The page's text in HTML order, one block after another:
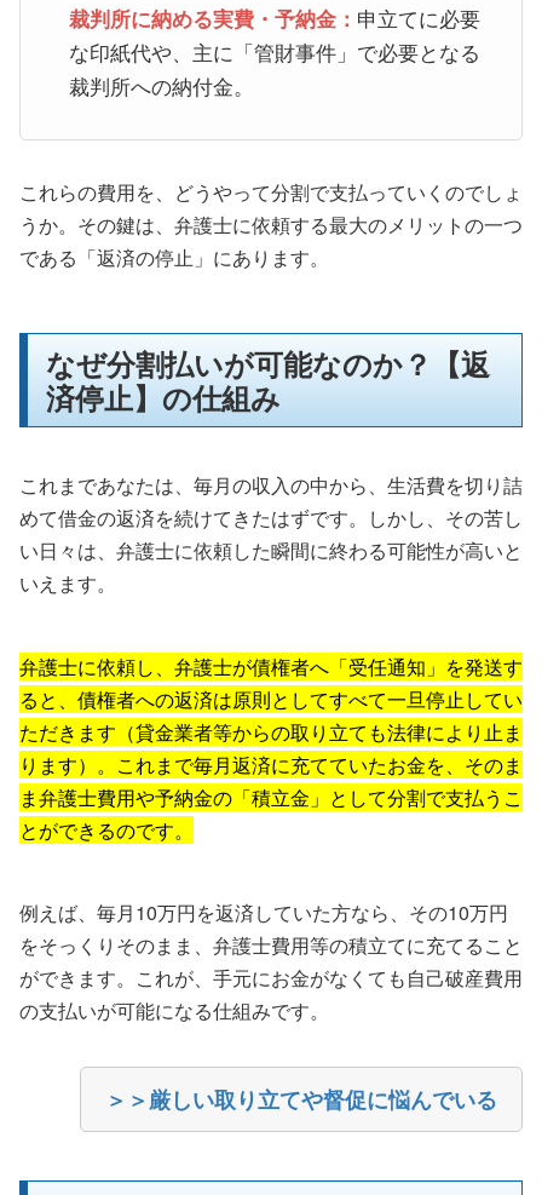
裁判所に納める実費・予納金： 申立てに必要
な印紙代や、主に「管財事件」で必要となる
裁判所への納付金。
これらの費用を、どうやって分割で支払っていくのでしょ
うか。その鍵は、弁護士に依頼する最大のメリットの一つ
である「返済の停止」にあります。
なぜ分割払いが可能なのか？【返
済停止】の仕組み
これまであなたは、毎月の収入の中から、生活費を切り詰
めて借金の返済を続けてきたはずです。しかし、その苦し
い日々は、弁護士に依頼した瞬間に終わる可能性が高いと
いえます。
弁護士に依頼し、弁護士が債権者へ「受任通知」を発送す
ると、債権者への返済は原則としてすべて一旦停止してい
ただきます（貸金業者等からの取り立ても法律により止ま
ります）。これまで毎月返済に充てていたお金を、そのま
ま弁護士費用や予納金の「積立金」として分割で支払うこ
とができるのです。
例えば、毎月10万円を返済していた方なら、その10万円
をそっくりそのまま、弁護士費用等の積立てに充てること
ができます。これが、手元にお金がなくても自己破産費用
の支払いが可能になる仕組みです。
＞＞厳しい取り立てや督促に悩んでいる